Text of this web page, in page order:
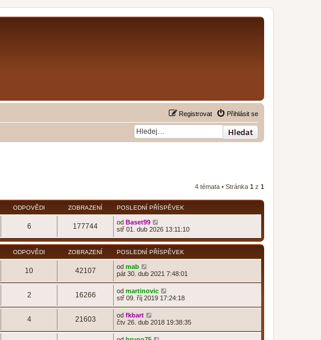
Přihlásit se
Registrovat
Hledat
4 témata • Stránka 1 z 1
ODPOVĚDI ZOBRAZENÍ POSLEDNÍ PŘÍSPĚVEK
6 177744 od Baset99
stř 01. dub 2026 13:11:10
ODPOVĚDI ZOBRAZENÍ POSLEDNÍ PŘÍSPĚVEK
10 42107 od mab
pát 30. dub 2021 7:48:01
2 16266 od martinovic
stř 09. říj 2019 17:24:18
4 21603 od fkbart
čtv 26. dub 2018 19:38:35